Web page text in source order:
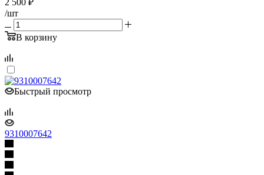
/шт
В корзину
Быстрый просмотр
9310007642